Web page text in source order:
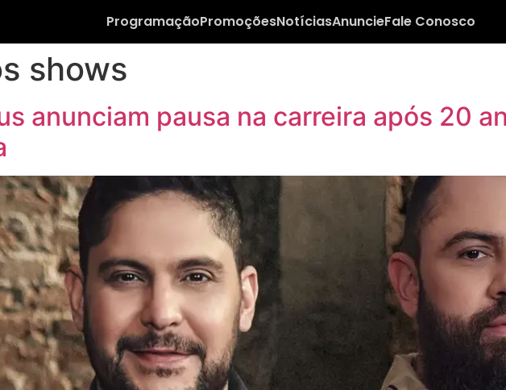
ProgramaçãoPromoçõesNotíciasAnuncieFale Conosco
shows
anunciam pausa na carreira após 20